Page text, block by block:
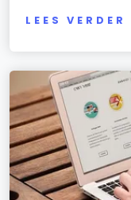
LEES VERDER